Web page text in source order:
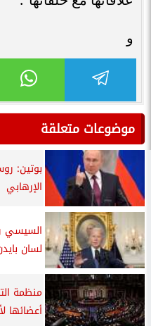
و
موضوعات متعلقة
بوتين:
الإرهابي
السيسي
لسان
منظمة
أعضائها